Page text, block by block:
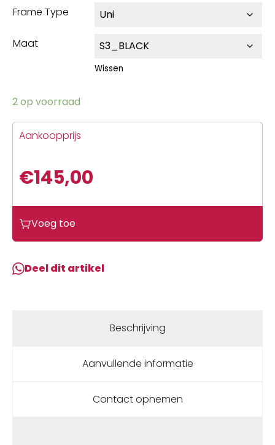
Frame Type
Maat
Wissen
2 op voorraad
Aankoopprijs
€145,00
Voeg toe
Deel dit artikel
Beschrijving
Aanvullende informatie
Contact opnemen